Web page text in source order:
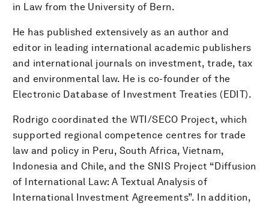
in Law from the Uni­versity of Bern.
He has published extensively as an author and
editor in leading international academic publishers
and international journals on investment, trade, tax
and environmental law. He is co-founder of the
Electronic Database of Investment Treaties (EDIT).
Rodrigo coordinated the WTI/SECO Project, which
supported regional competence centres for trade
law and policy in Peru, South Africa, Vietnam,
Indonesia and Chile, and the SNIS Project “Diffusion
of International Law: A Textual Analysis of
International Investment Agreements”. In addition,